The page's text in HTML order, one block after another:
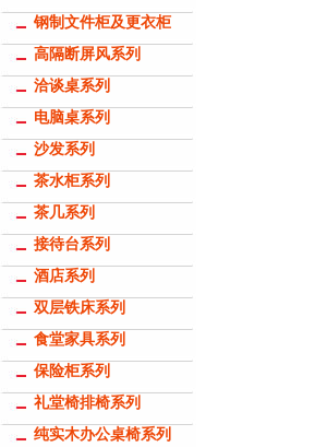
钢制文件柜及更衣柜
高隔断屏风系列
洽谈桌系列
电脑桌系列
沙发系列
茶水柜系列
茶几系列
接待台系列
酒店系列
双层铁床系列
食堂家具系列
保险柜系列
礼堂椅排椅系列
纯实木办公桌椅系列